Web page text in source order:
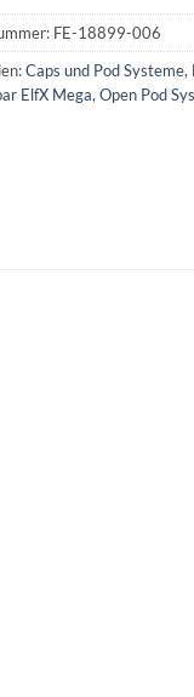
FE-18899-006
Caps und Pod Systeme,
ElfX Mega, Open Pod